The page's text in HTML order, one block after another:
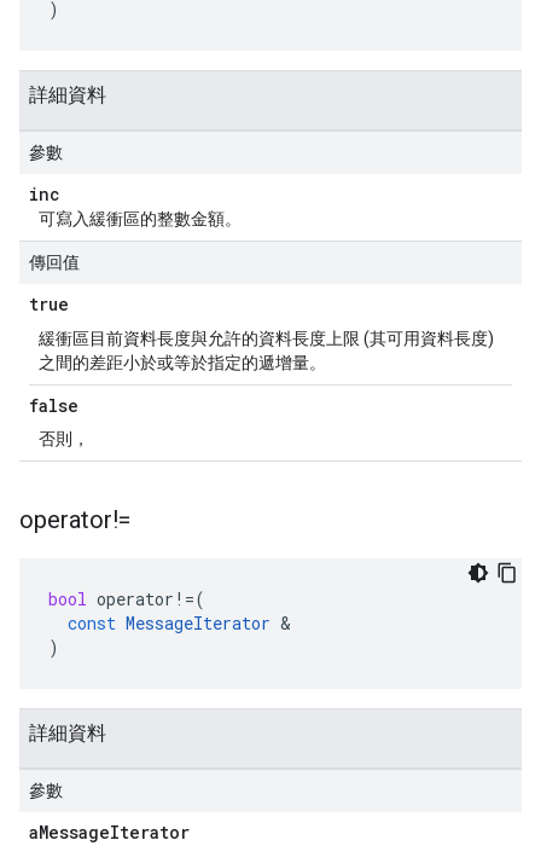
)
詳細資料
參數
inc
可寫入緩衝區的整數金額。
傳回值
true
緩衝區目前資料長度與允許的資料長度上限 (其可用資料長度)
之間的差距小於或等於指定的遞增量。
false
否則，
operator!=
bool operator !=(
const MessageIterator &
)
詳細資料
參數
aMessageIterator